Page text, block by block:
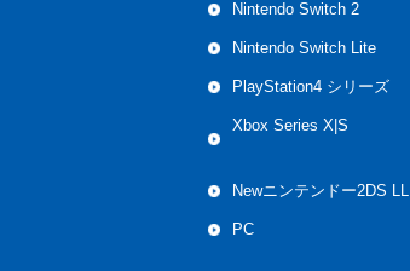
Nintendo Switch 2
Nintendo Switch Lite
PlayStation4 シリーズ
Xbox Series X|S
Newニンテンドー2DS LL
PC